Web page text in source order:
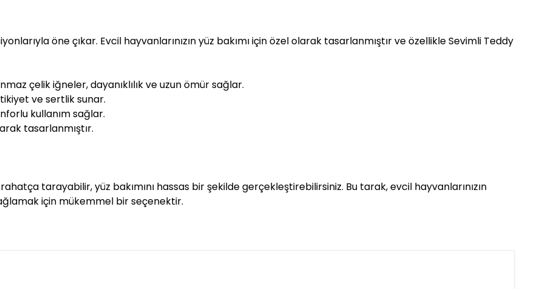
öne çıkar. Evcil hayvanlarınızın yüz bakımı için özel olarak tasarlanmıştır ve özellikle Sevimli Teddy
çelik iğneler, dayanıklılık ve uzun ömür sağlar.
ve sertlik sunar.
kullanım sağlar.
tasarlanmıştır.
tarayabilir, yüz bakımını hassas bir şekilde gerçekleştirebilirsiniz. Bu tarak, evcil hayvanlarınızın
için mükemmel bir seçenektir.